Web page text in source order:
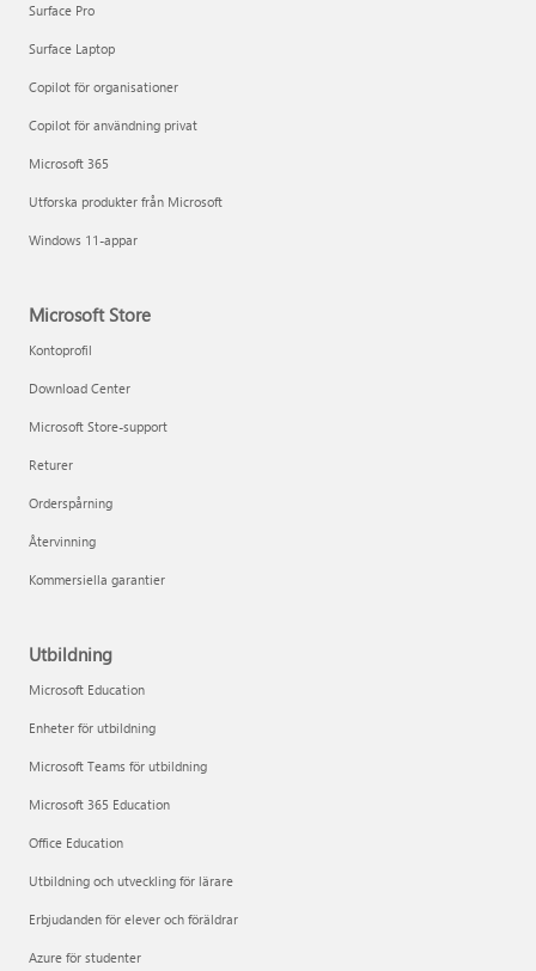
Surface Pro
Surface Laptop
Copilot för organisationer
Copilot för användning privat
Microsoft 365
Utforska produkter från Microsoft
Windows 11-appar
Microsoft Store
Kontoprofil
Download Center
Microsoft Store-support
Returer
Orderspårning
Återvinning
Kommersiella garantier
Utbildning
Microsoft Education
Enheter för utbildning
Microsoft Teams för utbildning
Microsoft 365 Education
Office Education
Utbildning och utveckling för lärare
Erbjudanden för elever och föräldrar
Azure för studenter